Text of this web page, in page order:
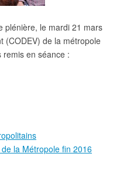
plénière, le mardi 21 mars
(CODEV) de la métropole
en séance :
la Métropole fin 2016